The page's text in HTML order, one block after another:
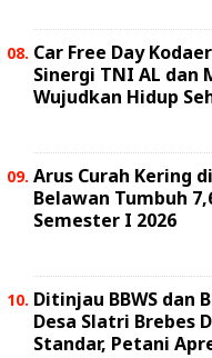
Car Free Day
Sinergi TNI AL dan
Wujudkan Hidup
Arus Curah Kering
Belawan Tumbuh
Semester I 2026
Ditinjau BBWS dan
Desa Slatri Brebes
Standar, Petani